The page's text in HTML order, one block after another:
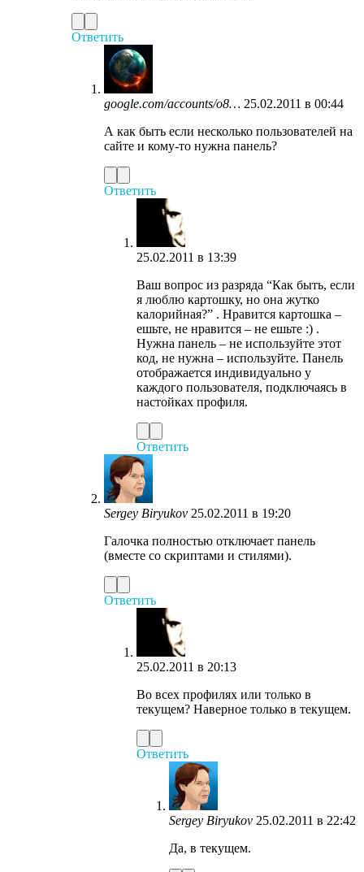
Ответить
google.com/accounts/o8… 25.02.2011 в 00:44
А как быть если несколько пользователей на
сайте и кому-то нужна панель?
Ответить
25.02.2011 в 13:39
Ваш вопрос из разряда “Как быть, если
я люблю картошку, но она жутко
калорийная?” . Нравится картошка –
ешьте, не нравится – не ешьте :) .
Нужна панель – не используйте этот
код, не нужна – используйте. Панель
отображается индивидуально у
каждого пользователя, подключаясь в
настойках профиля.
Ответить
Sergey Biryukov 25.02.2011 в 19:20
Галочка полностью отключает панель
(вместе со скриптами и стилями).
Ответить
25.02.2011 в 20:13
Во всех профилях или только в
текущем? Наверное только в текущем.
Ответить
Sergey Biryukov 25.02.2011 в 22:42
Да, в текущем.